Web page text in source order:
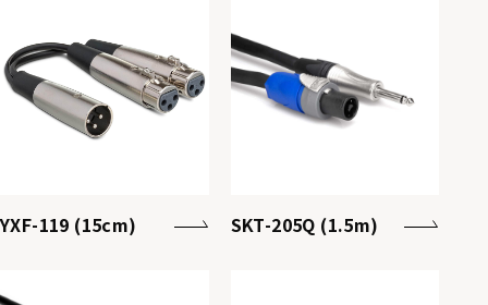
YXF-119 (15cm) SKT-205Q (1.5m)